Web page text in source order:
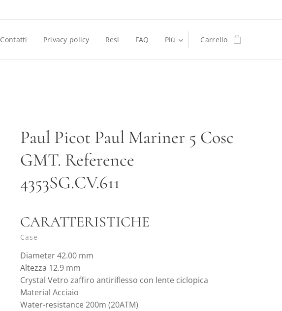
Contatti Privacy policy Resi FAQ Più Carrello
Paul Picot Paul Mariner 5 Cosc
GMT. Reference
4353SG.CV.611
CARATTERISTICHE
Case
Diameter 42.00 mm
Altezza 12.9 mm
Crystal Vetro zaffiro antiriflesso con lente ciclopica
Material Acciaio
Water-resistance 200m (20ATM)